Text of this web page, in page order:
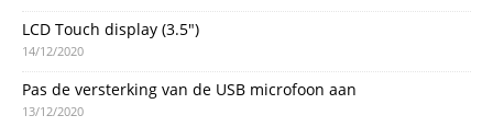
LCD Touch display (3.5″)
14/12/2020
Pas de versterking van de USB microfoon aan
13/12/2020